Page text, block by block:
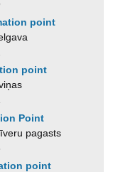
point
point
Point
pagasts
point